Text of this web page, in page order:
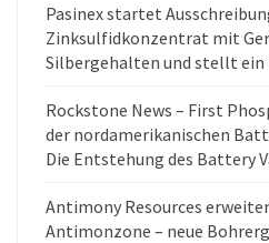
Pasinex startet
Zinksulfidkonzentrat mit
Silbergehalten und stellt
Rockstone News – First
der nordamerikanischen
Die Entstehung des Battery
Antimony Resources
Antimonzone – neue